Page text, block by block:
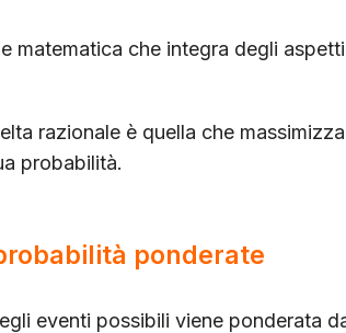
matematica che integra degli
razionale è quella che
probabilità.
ponderate
eventi possibili viene ponderata